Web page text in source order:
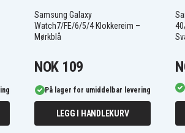
Hvit
Silikon
Samsung Galaxy
Watch7/FE/6/5/4 Klokkereim –
Mørkblå
NOK 109
På lager for umiddelbar levering
LEGG I HANDLEKURV